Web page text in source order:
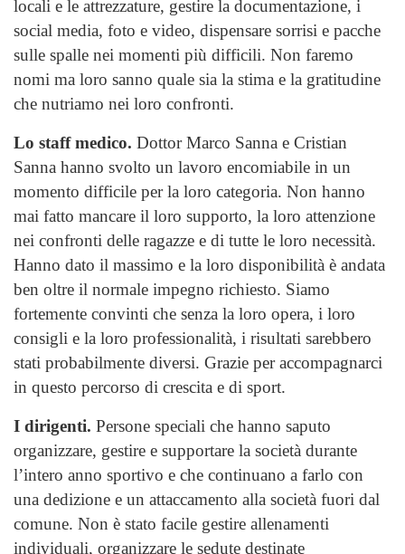
locali e le attrezzature, gestire la documentazione, i
social media, foto e video, dispensare sorrisi e pacche
sulle spalle nei momenti più difficili. Non faremo
nomi ma loro sanno quale sia la stima e la gratitudine
che nutriamo nei loro confronti.
Lo staff medico. Dottor Marco Sanna e Cristian
Sanna hanno svolto un lavoro encomiabile in un
momento difficile per la loro categoria. Non hanno
mai fatto mancare il loro supporto, la loro attenzione
nei confronti delle ragazze e di tutte le loro necessità.
Hanno dato il massimo e la loro disponibilità è andata
ben oltre il normale impegno richiesto. Siamo
fortemente convinti che senza la loro opera, i loro
consigli e la loro professionalità, i risultati sarebbero
stati probabilmente diversi. Grazie per accompagnarci
in questo percorso di crescita e di sport.
I dirigenti. Persone speciali che hanno saputo
organizzare, gestire e supportare la società durante
l’intero anno sportivo e che continuano a farlo con
una dedizione e un attaccamento alla società fuori dal
comune. Non è stato facile gestire allenamenti
individuali, organizzare le sedute destinate